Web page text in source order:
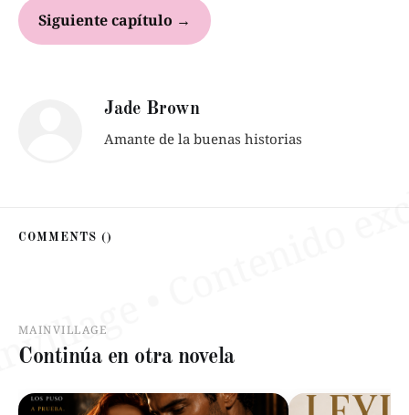
Siguiente capítulo →
Jade Brown
Amante de la buenas historias
COMMENTS ()
MAINVILLAGE
Continúa en otra novela